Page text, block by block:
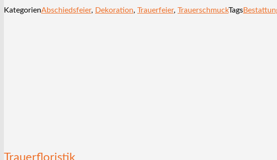
KategorienAbschiedsfeier, Dekoration, Trauerfeier, TrauerschmuckTags